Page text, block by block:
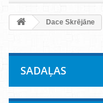
Dace Skrējāne
SADAĻAS